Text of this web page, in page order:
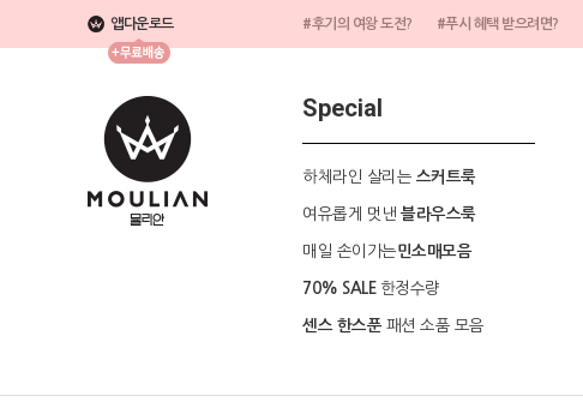
앱다운로드 #후기의 여왕 도전? #푸시 혜택 받으려면?
Special
하체라인 살리는 스커트룩
여유롭게 멋낸 블라우스룩
매일 손이가는민소매모음
70% SALE 한정수량
센스 한스푼패션 소품 모음